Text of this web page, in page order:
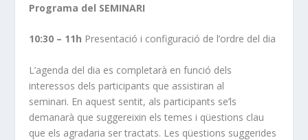
Programa del SEMINARI
10:30 – 11h Presentació i configuració de l’ordre del dia
L’agenda del dia es completarà en funció dels
interessos dels participants que assistiran al
seminari. En aquest sentit, als participants se’ls
demanarà que suggereixin els temes i qüestions clau
que els agradaria ser tractats. Les qüestions suggerides